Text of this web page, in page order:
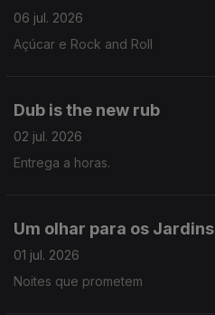
06 jul. 2026
Açúcar e Rock and Roll
Dub is the new rub
02 jul. 2026
Entrega a horas.
Um olhar para os Jardins
01 jul. 2026
Noites que prometem